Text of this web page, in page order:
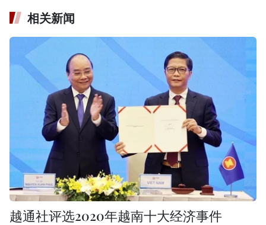
相关新闻
越通社评选2020年越南十大经济事件